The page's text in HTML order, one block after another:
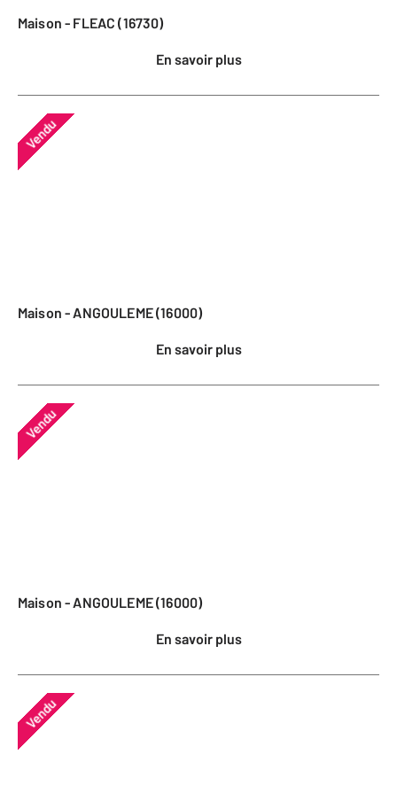
Maison - FLEAC (16730)
En savoir plus
Vendu
Maison - ANGOULEME (16000)
En savoir plus
Vendu
Maison - ANGOULEME (16000)
En savoir plus
Vendu